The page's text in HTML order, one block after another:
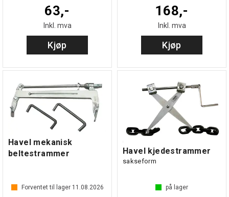
63,-
Inkl. mva
Kjøp
168,-
Inkl. mva
Kjøp
Havel mekanisk
beltestrammer
Forventet til lager 11.08.2026
Havel kjedestrammer
sakseform
på lager